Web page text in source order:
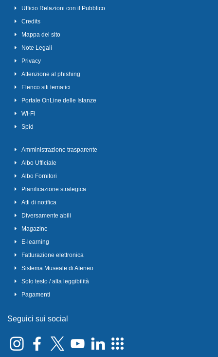
Ufficio Relazioni con il Pubblico
Credits
Mappa del sito
Note Legali
Privacy
Attenzione al phishing
Elenco siti tematici
Portale OnLine delle Istanze
Wi-Fi
Spid
Amministrazione trasparente
Albo Ufficiale
Albo Fornitori
Pianificazione strategica
Atti di notifica
Diversamente abili
Magazine
E-learning
Fatturazione elettronica
Sistema Museale di Ateneo
Solo testo / alta leggibilità
Pagamenti
Seguici sui social